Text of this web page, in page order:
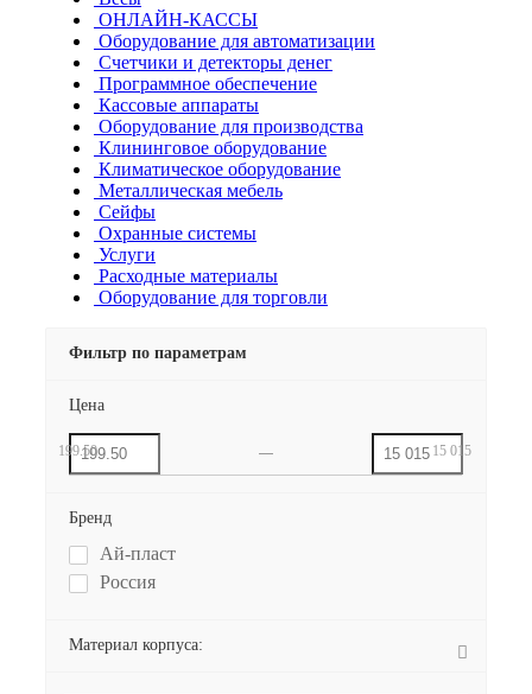
ОНЛАЙН-КАССЫ
Оборудование для автоматизации
Счетчики и детекторы денег
Программное обеспечение
Кассовые аппараты
Оборудование для производства
Клининговое оборудование
Климатическое оборудование
Металлическая мебель
Сейфы
Охранные системы
Услуги
Расходные материалы
Оборудование для торговли
Фильтр по параметрам
Цена
199.50 15 015
Бренд
Ай-пласт
Россия
Материал корпуса: